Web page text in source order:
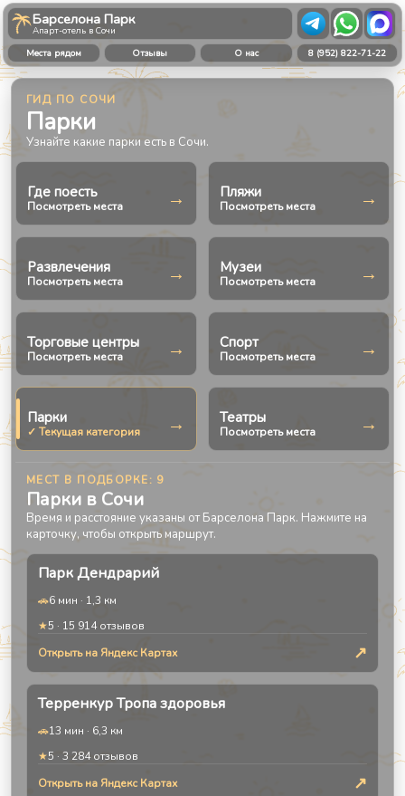
Барселона Парк
Апарт-отель в Сочи
Места рядом
Отзывы О нас 8 (952) 822-71-22
ГИД ПО СОЧИ
Парки
Узнайте какие парки есть в Сочи.
Где поесть
Посмотреть места → Пляжи
Посмотреть места →
Развлечения
Посмотреть места → Музеи
Посмотреть места →
Торговые центры
Посмотреть места → Спорт
Посмотреть места →
Парки
✓ Текущая категория → Театры
Посмотреть места →
МЕСТ В ПОДБОРКЕ: 9
Парки в Сочи
Время и расстояние указаны от Барселона Парк. Нажмите на
карточку, чтобы открыть маршрут.
Парк Дендрарий
🚗6 мин · 1,3 км
★5 · 15 914отзывов
Открыть на Яндекс Картах
↗
Терренкур Тропа здоровья
🚗13 мин · 6,3 км
★5 · 3 284отзывов
Открыть на Яндекс Картах
↗